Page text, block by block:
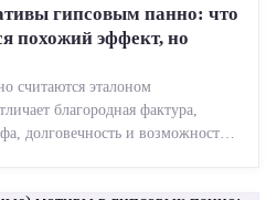
гипсовым панно: что
похожий эффект, но
считаются эталоном
благородная фактура,
долговечность и возможность